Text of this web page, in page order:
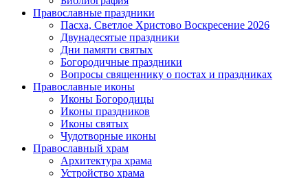
Православные праздники
Пасха, Светлое Христово Воскресение 2026
Двунадесятые праздники
Дни памяти святых
Богородичные праздники
Вопросы священнику о постах и праздниках
Православные иконы
Иконы Богородицы
Иконы праздников
Иконы святых
Чудотворные иконы
Православный храм
Архитектура храма
Устройство храма